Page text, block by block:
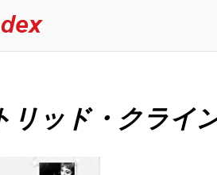
リッド・クライ